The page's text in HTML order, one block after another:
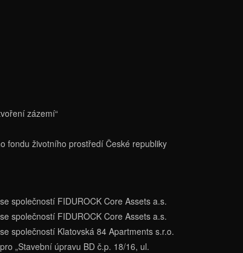
zázemí“
fondu životního prostředí České republiky
společností FIDUROCK Core Assets a.s.
společností FIDUROCK Core Assets a.s.
společností Klatovská 84 Apartments s.r.o.
„Stavební úpravu BD č.p. 18/16, ul.